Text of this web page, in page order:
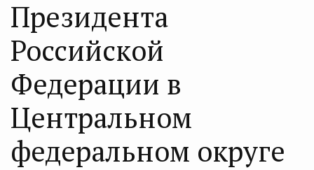
Президента
Российской
Федерации в
Центральном
федеральном округе